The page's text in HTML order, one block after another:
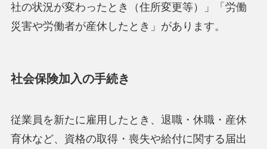
社の状況が変わったとき（住所変更等）」「労働
災害や労働者が産休したとき」があります。
社会保険加入の手続き
従業員を新たに雇用したとき、退職・休職・産休
育休など、資格の取得・喪失や給付に関する届出